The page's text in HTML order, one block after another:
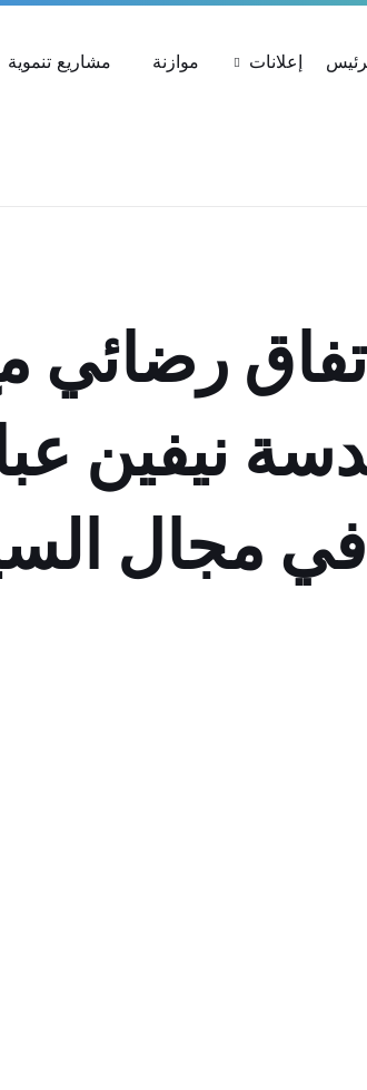
إعلانات موازنة مشاريع تنموية
رضائي
نيفين
مجال